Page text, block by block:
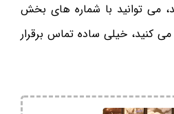
می توانید با شماره های بخش
کنید، خیلی ساده تماس برقرار